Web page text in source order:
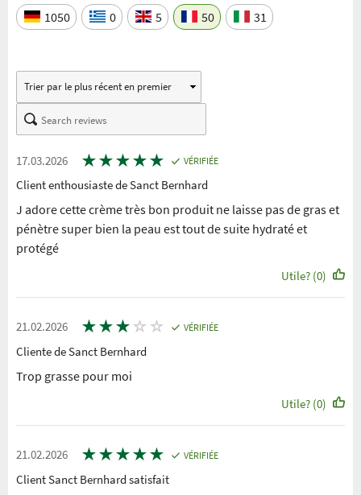
1050 0 5 50 31
17.03.2026 ★★★★★ VÉRIFIÉE
Client enthousiaste de Sanct Bernhard
J adore cette crème très bon produit ne laisse pas de gras et
pénètre super bien la peau est tout de suite hydraté et
protégé
Utile? (0)
21.02.2026 ★★★ ☆ ☆ VÉRIFIÉE
Cliente de Sanct Bernhard
Trop grasse pour moi
Utile? (0)
21.02.2026 ★★★★★ VÉRIFIÉE
Client Sanct Bernhard satisfait